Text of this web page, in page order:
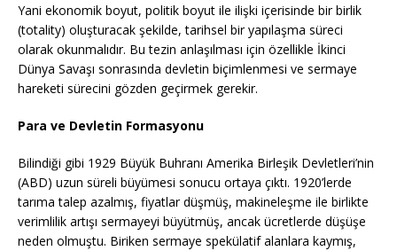
Yani ekonomik boyut, politik boyut ile ilişki içerisinde bir birlik
(totality) oluşturacak şekilde, tarihsel bir yapılaşma süreci
olarak okunmalıdır. Bu tezin anlaşılması için özellikle İkinci
Dünya Savaşı sonrasında devletin biçimlenmesi ve sermaye
hareketi sürecini gözden geçirmek gerekir.
Para ve Devletin Formasyonu
Bilindiği gibi 1929 Büyük Buhranı Amerika Birleşik Devletleri’nin
(ABD) uzun süreli büyümesi sonucu ortaya çıktı. 1920’lerde
tarıma talep azalmış, fiyatlar düşmüş, makineleşme ile birlikte
verimlilik artışı sermayeyi büyütmüş, ancak ücretlerde düşüşe
neden olmuştu. Biriken sermaye spekülatif alanlara kaymış,